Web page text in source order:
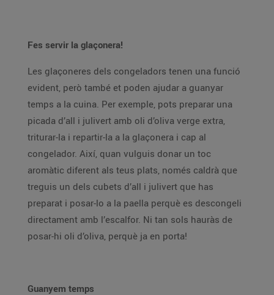
Fes servir la glaçonera!
Les glaçoneres dels congeladors tenen una funció
evident, però també et poden ajudar a guanyar
temps a la cuina. Per exemple, pots preparar una
picada d’all i julivert amb oli d’oliva verge extra,
triturar-la i repartir-la a la glaçonera i cap al
congelador. Així, quan vulguis donar un toc
aromàtic diferent als teus plats, només caldrà que
treguis un dels cubets d’all i julivert que has
preparat i posar-lo a la paella perquè es descongeli
directament amb l’escalfor. Ni tan sols hauràs de
posar-hi oli d’oliva, perquè ja en porta!
Guanyem temps